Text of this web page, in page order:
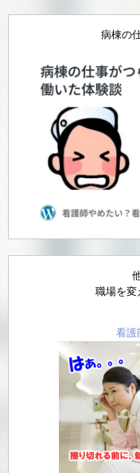
病棟の
職場を変
看護